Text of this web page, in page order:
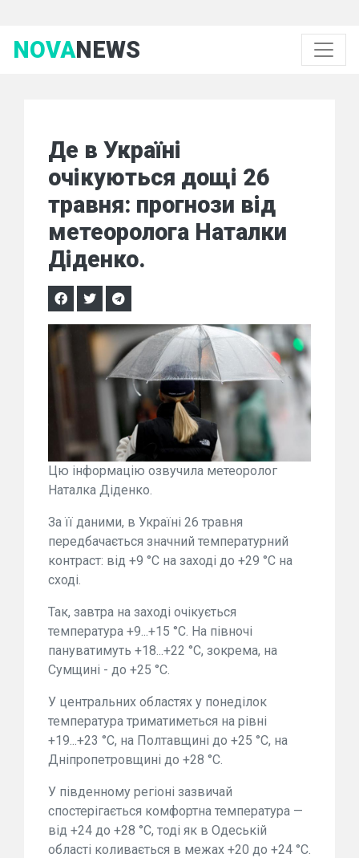
NOVANEWS
Де в Україні
очікуються дощі 26
травня: прогнози від
метеоролога Наталки
Діденко.
Цю інформацію озвучила метеоролог
Наталка Діденко.
За її даними, в Україні 26 травня
передбачається значний температурний
контраст: від +9 °C на заході до +29 °C на
сході.
Так, завтра на заході очікується
температура +9...+15 °C. На півночі
пануватимуть +18...+22 °C, зокрема, на
Сумщині - до +25 °C.
У центральних областях у понеділок
температура триматиметься на рівні
+19...+23 °C, на Полтавщині до +25 °C, на
Дніпропетровщині до +28 °C.
У південному регіоні зазвичай
спостерігається комфортна температура —
від +24 до +28 °C, тоді як в Одеській
області коливається в межах +20 до +24 °C.